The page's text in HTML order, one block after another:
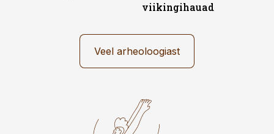
viikingihauad
Veel arheoloogiast